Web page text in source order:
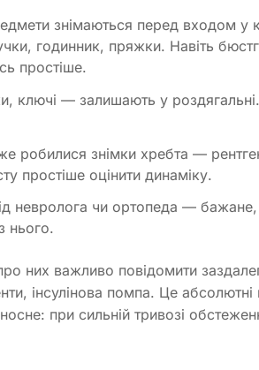
знімаються перед входом у
годинник, пряжки. Навіть
простіше.
ключі — залишають у
робилися знімки хребта —
простіше оцінити динаміку.
невролога чи ортопеда —
нього.
них важливо повідомити
інсулінова помпа. Це
при сильній тривозі